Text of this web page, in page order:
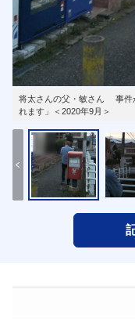
将太さんの父・敏さん 事件
れます」＜2020年9月＞